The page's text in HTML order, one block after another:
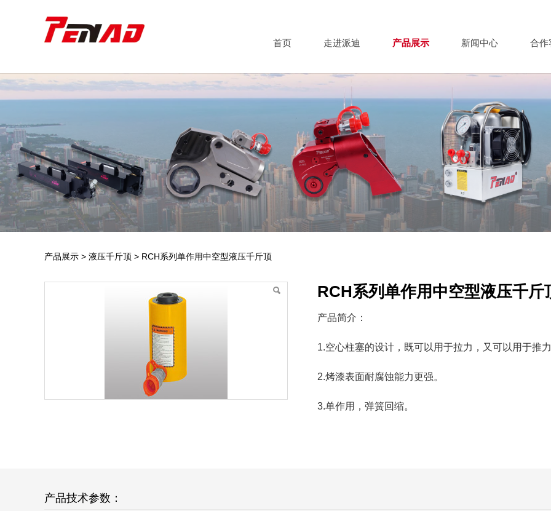
首页 走进派迪 产品展示 新闻中心 合作
RCH系列单作用中空型液压千斤顶
产品展示 > 液压千斤顶 > RCH系列单作用中空型液压千斤顶
RCH系列单作用中空型液压千斤
产品简介：
1.空心柱塞的设计，既可以用于拉力，又可以用于推
2.烤漆表面耐腐蚀能力更强。
3.单作用，弹簧回缩。
产品技术参数：